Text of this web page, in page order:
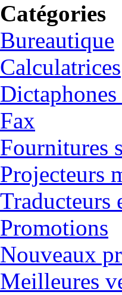
Catégories
Bureautique
Calculatrices
Fax
Fournitures
Projecteurs
Traducteurs
Promotions
Nouveaux
Meilleures